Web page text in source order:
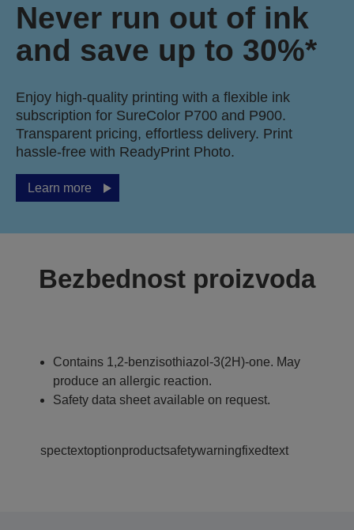
Never run out of ink
and save up to 30%*
Enjoy high-quality printing with a flexible ink
subscription for SureColor P700 and P900.
Transparent pricing, effortless delivery. Print
hassle-free with ReadyPrint Photo.
Learn more
Bezbednost proizvoda
Contains 1,2-benzisothiazol-3(2H)-one. May
produce an allergic reaction.
Safety data sheet available on request.
spectextoptionproductsafetywarningfixedtext